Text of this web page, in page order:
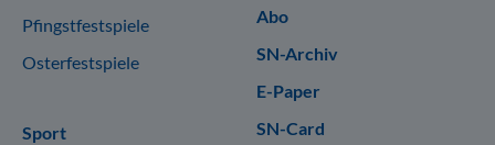
Pfingstfestspiele
Osterfestspiele
Sport
Abo
SN-Archiv
E-Paper
SN-Card